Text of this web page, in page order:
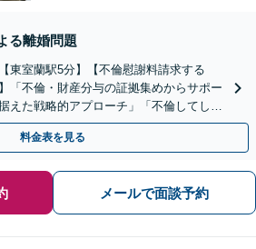
る離婚問題
東室蘭駅5分】【不倫慰謝料請求する
「不倫・財産分与の証拠集めからサポー
えた戦略的アプローチ」「不倫してしま
に高額な請求からお守りします」
料金表を見る
メールで面談予約